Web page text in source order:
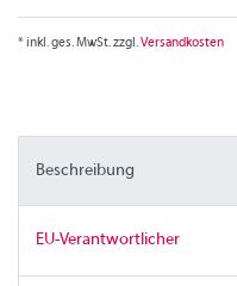
* inkl. ges. MwSt. zzgl.Versandkosten
Beschreibung
EU-Verantwortlicher